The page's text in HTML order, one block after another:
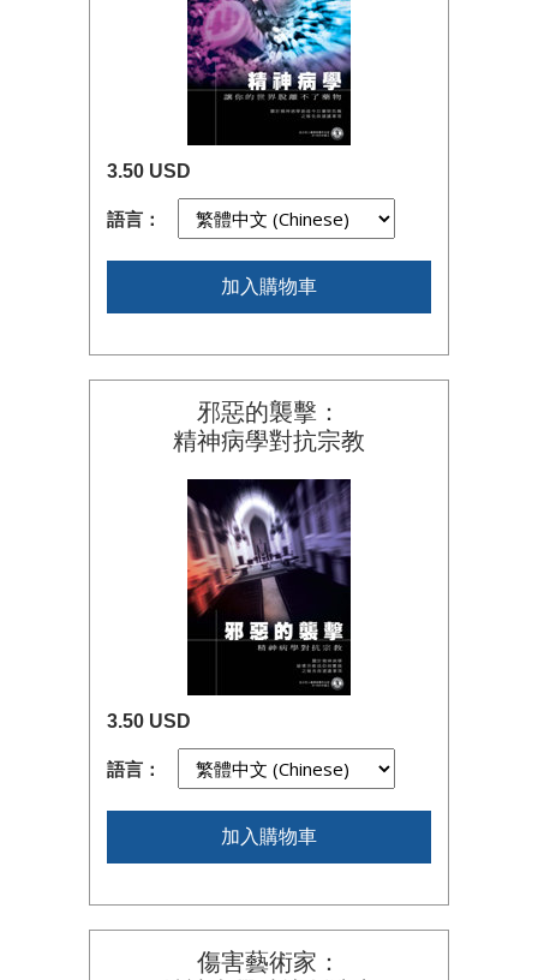
3.50 USD
語言：
加入購物車
邪惡的襲擊：
精神病學對抗宗教
3.50 USD
語言：
加入購物車
傷害藝術家：